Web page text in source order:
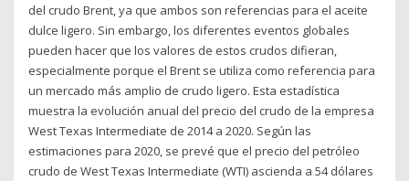
del crudo Brent, ya que ambos son referencias para el aceite
dulce ligero. Sin embargo, los diferentes eventos globales
pueden hacer que los valores de estos crudos difieran,
especialmente porque el Brent se utiliza como referencia para
un mercado más amplio de crudo ligero. Esta estadística
muestra la evolución anual del precio del crudo de la empresa
West Texas Intermediate de 2014 a 2020. Según las
estimaciones para 2020, se prevé que el precio del petróleo
crudo de West Texas Intermediate (WTI) ascienda a 54 dólares